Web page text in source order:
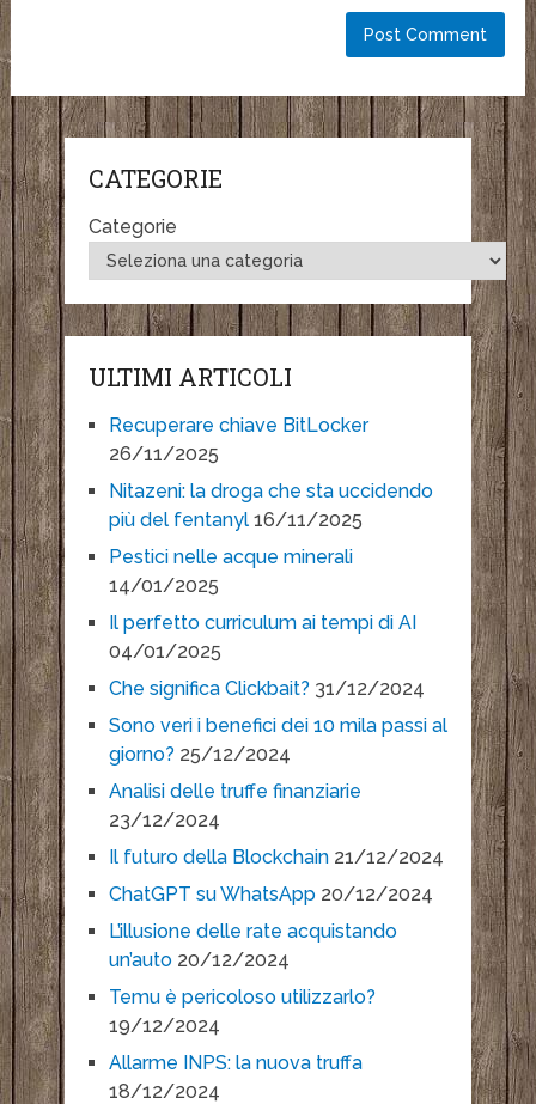
CATEGORIE
Categorie
ULTIMI ARTICOLI
Recuperare chiave BitLocker
26/11/2025
Nitazeni: la droga che sta uccidendo
più del fentanyl 16/11/2025
Pestici nelle acque minerali
14/01/2025
Il perfetto curriculum ai tempi di AI
04/01/2025
Che significa Clickbait? 31/12/2024
Sono veri i benefici dei 10 mila passi al
giorno? 25/12/2024
Analisi delle truffe finanziarie
23/12/2024
Il futuro della Blockchain 21/12/2024
ChatGPT su WhatsApp 20/12/2024
L’illusione delle rate acquistando
un’auto 20/12/2024
Temu è pericoloso utilizzarlo?
19/12/2024
Allarme INPS: la nuova truffa
18/12/2024